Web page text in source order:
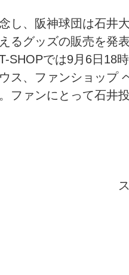
し、阪神球団は石井
るグッズの販売を発
SHOPでは9月6日18
ス、ファンショップ
ファンにとって石井